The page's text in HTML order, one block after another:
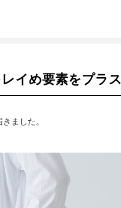
イめ要素をプラス
ました。